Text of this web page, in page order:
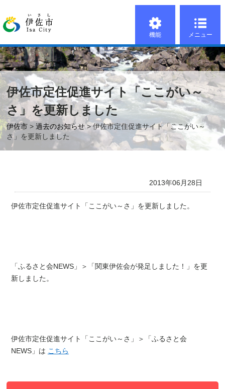
機能 メニュー
伊佐市定住促進サイト「ここがい～
さ」を更新しました
伊佐市 >過去のお知らせ> 伊佐市定住促進サイト「ここがい～
さ」を更新しました
2013年06月28日
伊佐市定住促進サイト「ここがい～さ」を更新しました。
「ふるさと会NEWS」＞「関東伊佐会が発足しました！」を更
新しました。
伊佐市定住促進サイト「ここがい～さ」＞「ふるさと会
NEWS」は こちら